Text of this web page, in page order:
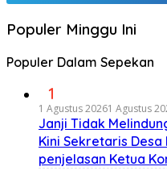
Populer Minggu Ini
Populer Dalam Sepekan
1
1 Agustus 20261 Agustus
Janji Tidak
Kini Sekretaris
penjelasan Ketua